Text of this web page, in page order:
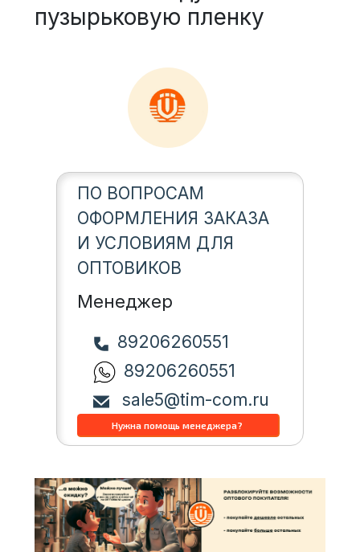
пузырьковую пленку
ПО ВОПРОСАМ
ОФОРМЛЕНИЯ ЗАКАЗА
И УСЛОВИЯМ ДЛЯ
ОПТОВИКОВ
Менеджер
89206260551
89206260551
sale5@tim-com.ru